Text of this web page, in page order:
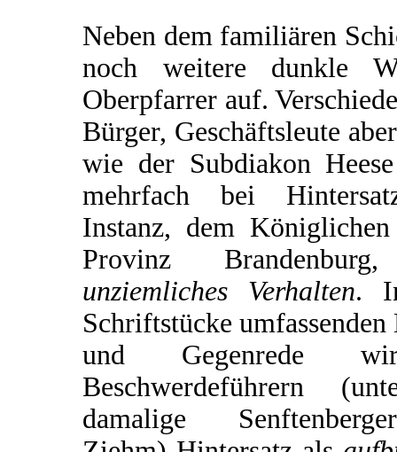
Neben dem familiären
noch weitere dunkle
Oberpfarrer auf.
Bürger, Geschäftsleute
wie der Subdiakon
mehrfach bei
Instanz, dem
Provinz
unziemliches Verhalten.
Schriftstücke
und Gegenrede
Beschwerdeführern
damalige